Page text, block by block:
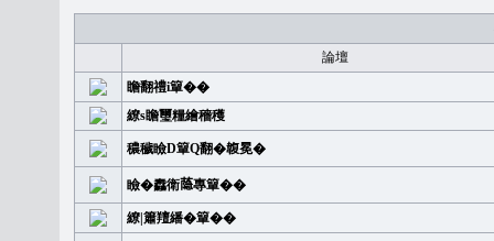
論壇
瞻翻禮i簞��
繚s瞻璽糧繪穡穫
穠穢瞼D簞Q翻�䪖冕�
瞼�䆐衛𦻕專簞��
繚|簫羶繙�簞��